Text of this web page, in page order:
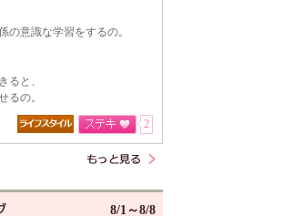
の意識な学習をするの。
ると、
るの。
2
8/1～8/8